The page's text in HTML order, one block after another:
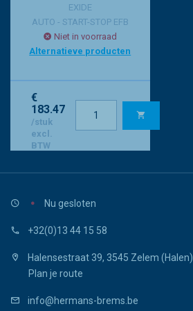
EXIDE
AUTO - START-STOP EFB
Niet in voorraad
Alternatieve producten
€
183.47
/stuk
excl.
BTW
Nu gesloten
+32(0)13 44 15 58
Halensestraat 39, 3545 Zelem (Halen)
Plan je route
info@hermans-brems.be